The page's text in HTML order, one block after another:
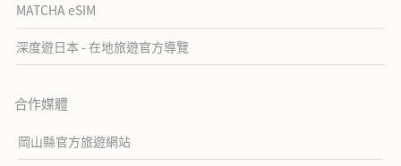
MATCHA eSIM
深度遊日本 - 在地旅遊官方導覽
合作媒體
岡山縣官方旅遊網站